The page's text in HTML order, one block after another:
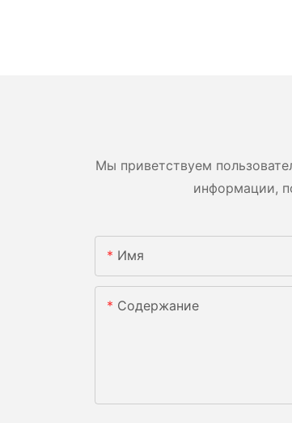
Мы приветствуем
информации,
Имя
Содержание